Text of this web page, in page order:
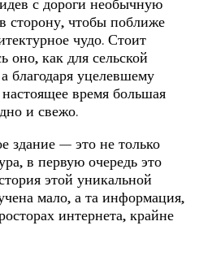
с дороги необычную
сторону, чтобы поближе
чудо. Стоит
оно, как для сельской
благодаря уцелевшему
время большая
и свежо.
здание — это не только
в первую очередь это
этой уникальной
мало, а та информация,
интернета, крайне